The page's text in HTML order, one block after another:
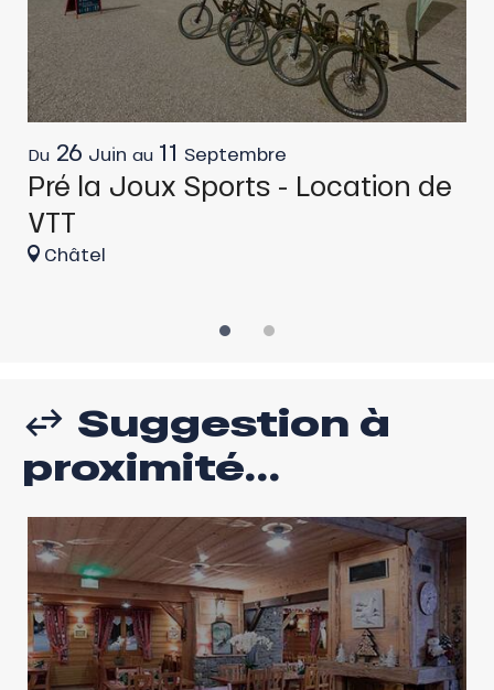
Du 26 Juin au 11 Septembre
Pré la Joux Sports - Location de
VTT
Châtel
Suggestion à
proximité...